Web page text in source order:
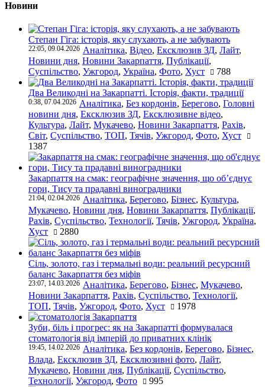
Новини
Степан Гіга: історія, яку слухають, а не забувають
22:05, 09.04.2026 Аналітика, Відео, Ексклюзив ЗД, Лайт,
Новини дня, Новини Закарпаття, Публікації,
Суспільство, Ужгород, Україна, Фото, Хуст 788
Два Великодні на Закарпатті. Історія, факти, традиції
0:38, 07.04.2026 Аналітика, Без кордонів, Берегово, Головні
новини дня, Ексклюзив ЗД, Ексклюзивне відео,
Культура, Лайт, Мукачево, Новини Закарпаття, Рахів,
Світ, Суспільство, ТОП, Тячів, Ужгород, Фото, Хуст
1387
Закарпаття на смак: географічне значення, що об’єднує
гори, Тису та прадавні виноградники
21:04, 02.04.2026 Аналітика, Берегово, Бізнес, Культура,
Мукачево, Новини дня, Новини Закарпаття, Публікації,
Рахів, Суспільство, Технології, Тячів, Ужгород, Україна,
Хуст
2880
Сіль, золото, газ і термальні води: реальний ресурсний
баланс Закарпаття без міфів
23:07, 14.03.2026 Аналітика, Берегово, Бізнес, Мукачево,
Новини Закарпаття, Рахів, Суспільство, Технології,
ТОП, Тячів, Ужгород, Фото, Хуст 1978
Зуби, біль і прогрес: як на Закарпатті формувалася
стоматологія від імперій до приватних клінік
19:45, 14.02.2026 Аналітика, Без кордонів, Берегово, Бізнес,
Влада, Ексклюзив ЗД, Ексклюзивні фото, Лайт,
Мукачево, Новини дня, Публікації, Суспільство,
Технології, Ужгород, Фото 995